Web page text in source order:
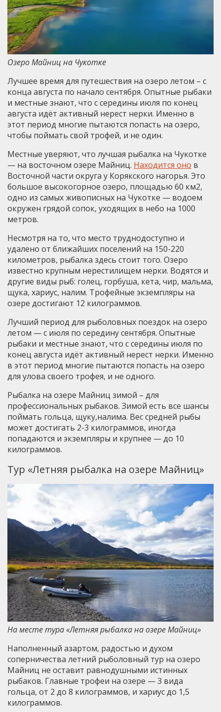
Озеро Майниц на Чукотке
Лучшее время для путешествия на озеро летом – с
конца августа по начало сентября. Опытные рыбаки
и местные знают, что с середины июля по конец
августа идёт активный нерест нерки. Именно в
этот период многие пытаются попасть на озеро,
чтобы поймать свой трофей, и не один.
Местные уверяют, что лучшая рыбалка на Чукотке
— на восточном озере Майниц. Находится оно в
Восточной части округа у Корякского нагорья. Это
большое высокогорное озеро, площадью 60 км2,
одно из самых живописных на Чукотке — водоем
окружен грядой сопок, уходящих в небо на 1000
метров.
Несмотря на то, что место труднодоступно и
удалено от ближайших поселений на 150-220
километров, рыбалка здесь стоит того. Озеро
известно крупным нерестилищем нерки. Водятся и
другие виды рыб: голец, горбуша, кета, чир, мальма,
щука, хариус, налим. Трофейные экземпляры на
озере достигают 12 килограммов.
Лучший период для рыболовных поездок на озеро
летом — с июля по середину сентября. Опытные
рыбаки и местные знают, что с середины июля по
конец августа идёт активный нерест нерки. Именно
в этот период многие пытаются попасть на озеро
для улова своего трофея, и не одного.
Рыбалка на озере Майниц зимой – для
профессиональных рыбаков. Зимой есть все шансы
поймать гольца, щуку,налима. Вес средней рыбы
может достигать 2-3 килограммов, иногда
попадаются и экземпляры и крупнее — до 10
килограммов.
Тур «Летняя рыбалка на озере Майниц»
На месте тура «Летняя рыбалка на озере Майниц»
Наполненный азартом, радостью и духом
соперничества летний рыболовный тур на озеро
Майниц не оставит равнодушными истинных
рыбаков. Главные трофеи на озере — 3 вида
гольца, от 2 до 8 килограммов, и хариус до 1,5
килограммов.